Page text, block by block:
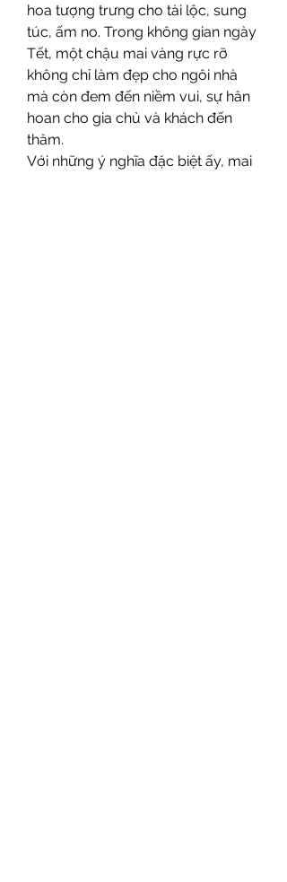
hoa tượng trưng cho tài lộc, sung
túc, ấm no. Trong không gian ngày
Tết, một chậu mai vàng rực rỡ
không chỉ làm đẹp cho ngôi nhà
mà còn đem đến niềm vui, sự hân
hoan cho gia chủ và khách đến
thăm.
Với những ý nghĩa đặc biệt ấy, mai